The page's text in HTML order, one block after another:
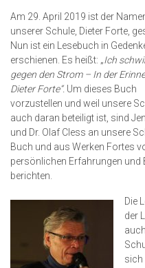
Am 29. April 2019 ist der
unserer Schule, Dieter Forte,
Nun ist ein Lesebuch in
erschienen. Es heißt: „Ich
gegen den Strom – In der
Dieter Forte“. Um dieses Buch
vorzustellen und weil unsere
auch daran beteiligt ist, sind
und Dr. Olaf Cless an unsere
Buch und aus Werken Fortes
persönlichen Erfahrungen und
berichten.
Die
der
sich